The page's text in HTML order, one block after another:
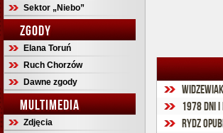
Sektor „Niebo”
ZGODY
Elana Toruń
Ruch Chorzów
Dawne zgody
MULTIMEDIA
Zdjęcia
1978 dni i
Rydz